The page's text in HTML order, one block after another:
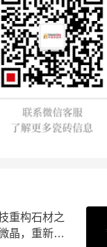
重构石材之
晶，重新定